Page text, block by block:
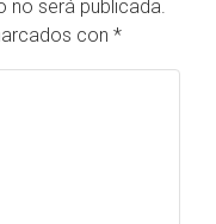
no será publicada.
con *